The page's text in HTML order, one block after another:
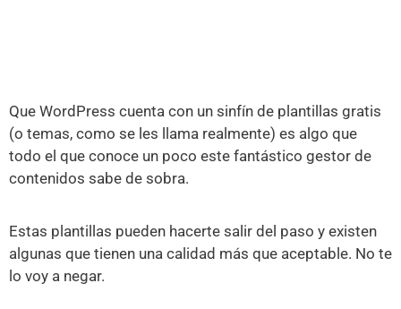
Que WordPress cuenta con un sinfín de plantillas gratis
(o temas, como se les llama realmente) es algo que
todo el que conoce un poco este fantástico gestor de
contenidos sabe de sobra.
Estas plantillas pueden hacerte salir del paso y existen
algunas que tienen una calidad más que aceptable. No te
lo voy a negar.